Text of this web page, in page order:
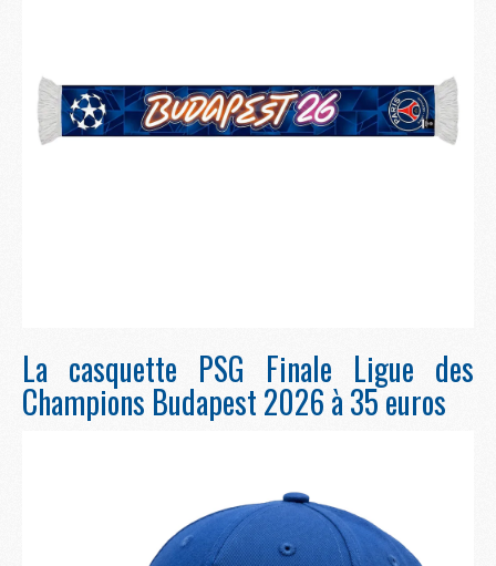
La casquette PSG Finale Ligue des
Champions Budapest 2026 à 35 euros